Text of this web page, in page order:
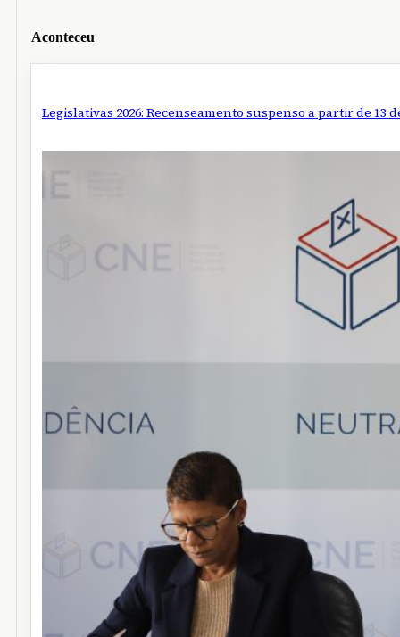
Aconteceu
Legislativas 2026: Recenseamento suspenso a partir de 13